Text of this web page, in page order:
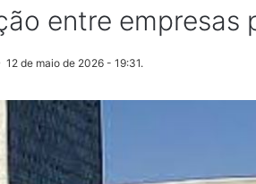
entre empresas
12 de maio de 2026 - 19:31.